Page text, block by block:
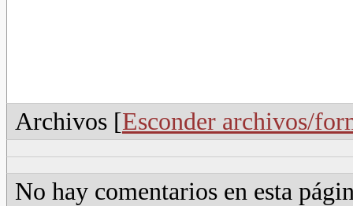
Archivos [Esconder archivos/
No hay comentarios en esta